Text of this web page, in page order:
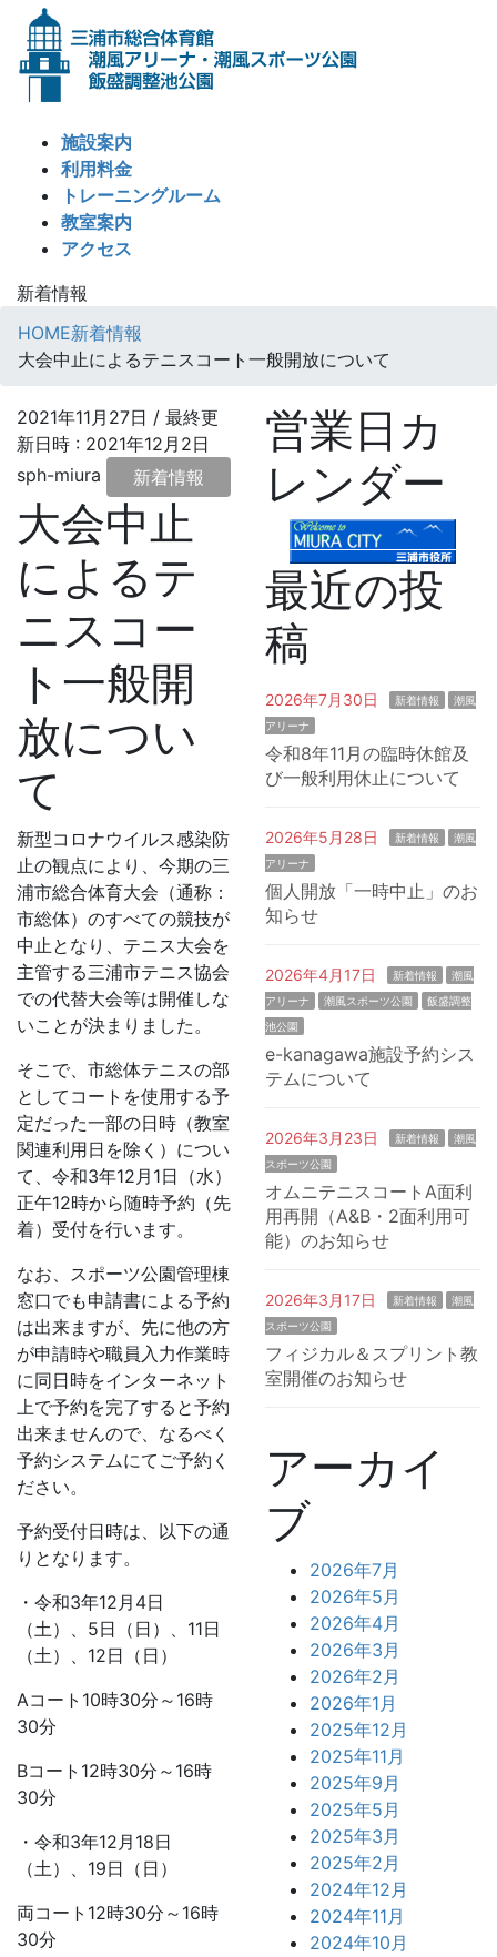
施設案内
利用料金
トレーニングルーム
教室案内
アクセス
新着情報
HOME新着情報
大会中止によるテニスコート一般開放について
2021年11月27日 / 最終更
新日時 : 2021年12月2日
sph-miura
新着情報
大会中止
によるテ
ニスコー
ト一般開
放につい
て
新型コロナウイルス感染防
止の観点により、今期の三
浦市総合体育大会（通称：
市総体）のすべての競技が
中止となり、テニス大会を
主管する三浦市テニス協会
での代替大会等は開催しな
いことが決まりました。
そこで、市総体テニスの部
としてコートを使用する予
定だった一部の日時（教室
関連利用日を除く）につい
て、令和3年12月1日（水）
正午12時から随時予約（先
着）受付を行います。
なお、スポーツ公園管理棟
窓口でも申請書による予約
は出来ますが、先に他の方
が申請時や職員入力作業時
に同日時をインターネット
上で予約を完了すると予約
出来ませんので、なるべく
予約システムにてご予約く
ださい。
予約受付日時は、以下の通
りとなります。
・令和3年12月4日
（土）、5日（日）、11日
（土）、12日（日）
Aコート10時30分～16時
30分
Bコート12時30分～16時
30分
・令和3年12月18日
（土）、19日（日）
両コート12時30分～16時
30分
営業日カ
レンダー
最近の投
稿
2026年7月30日 新着情報
潮風
アリーナ
令和8年11月の臨時休館及
び一般利用休止について
2026年5月28日 新着情報
潮風
アリーナ
個人開放「一時中止」のお
知らせ
2026年4月17日 新着情報
潮風
アリーナ
潮風スポーツ公園
飯盛調整
池公園
e-kanagawa施設予約シス
テムについて
2026年3月23日 新着情報
潮風
スポーツ公園
オムニテニスコートA面利
用再開（A&B・2面利用可
能）のお知らせ
2026年3月17日 新着情報
潮風
スポーツ公園
フィジカル＆スプリント教
室開催のお知らせ
アーカイ
ブ
2026年7月
2026年5月
2026年4月
2026年3月
2026年2月
2026年1月
2025年12月
2025年11月
2025年9月
2025年5月
2025年3月
2025年2月
2024年12月
2024年11月
2024年10月